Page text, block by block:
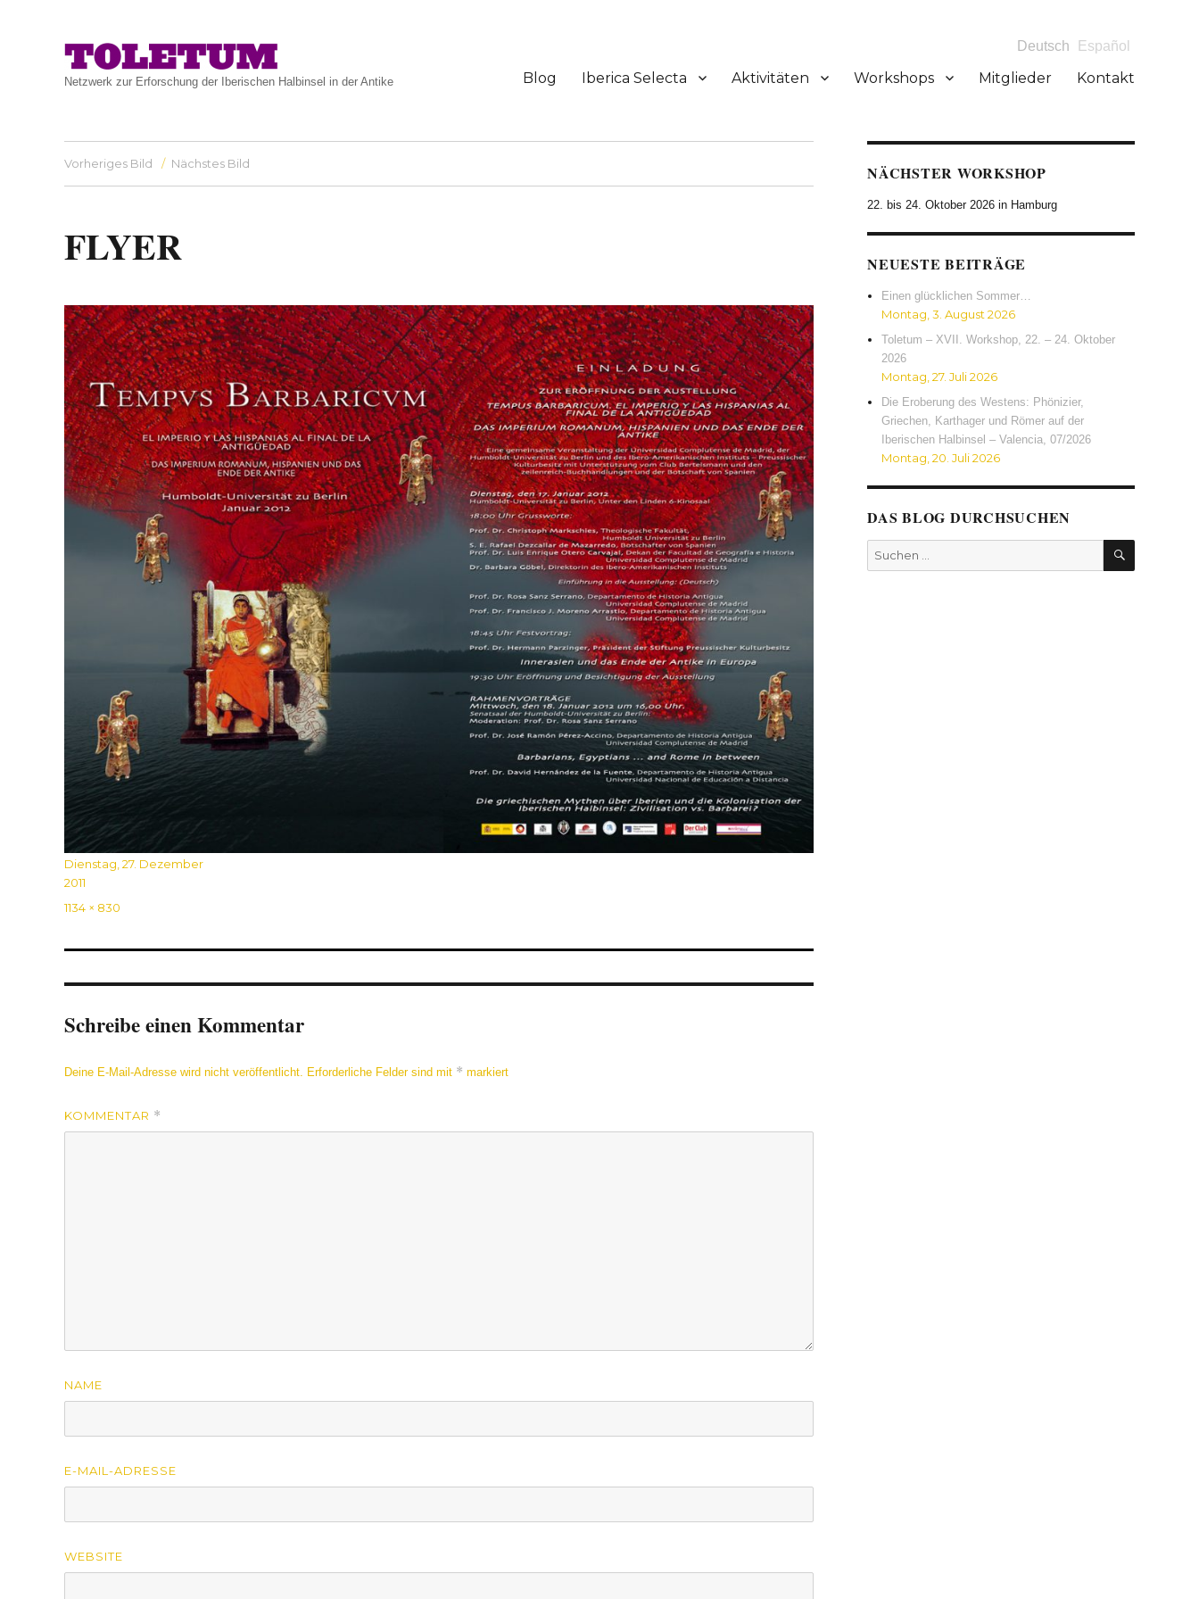
Netzwerk zur Erforschung der Iberischen Halbinsel in der Antike
Deutsch Español
Blog Iberica Selecta Aktivitäten Workshops Mitglieder Kontakt
Vorheriges Bild Nächstes Bild
FLYER
Veröffentlicht
am
Dienstag, 27. Dezember
2011
Originalgröße
1134 × 830
Schreibe einen Kommentar
Deine E-Mail-Adresse wird nicht veröffentlicht. Erforderliche Felder sind mit * markiert
KOMMENTAR *
NAME
E-MAIL-ADRESSE
WEBSITE
NÄCHSTER WORKSHOP
22. bis 24. Oktober 2026 in Hamburg
NEUESTE BEITRÄGE
Einen glücklichen Sommer…
Montag, 3. August 2026
Toletum – XVII. Workshop, 22. – 24. Oktober
2026
Montag, 27. Juli 2026
Die Eroberung des Westens: Phönizier,
Griechen, Karthager und Römer auf der
Iberischen Halbinsel – Valencia, 07/2026
Montag, 20. Juli 2026
DAS BLOG DURCHSUCHEN
Suchen
nach:
SUCHEN